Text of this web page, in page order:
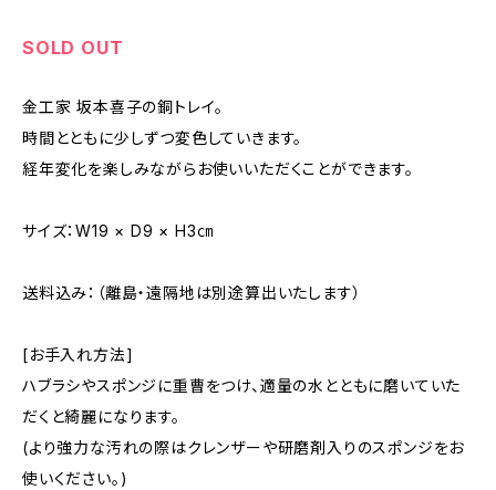
SOLD OUT
金工家 坂本喜子の銅トレイ。
時間とともに少しずつ変色していきます。
経年変化を楽しみながらお使いいただくことができます。
サイズ：W19 × D9 × H3㎝
送料込み：（離島・遠隔地は別途算出いたします）
[お手入れ方法]
ハブラシやスポンジに重曹をつけ、適量の水とともに磨いていた
だくと綺麗になります。
(より強力な汚れの際はクレンザーや研磨剤入りのスポンジをお
使いください。)